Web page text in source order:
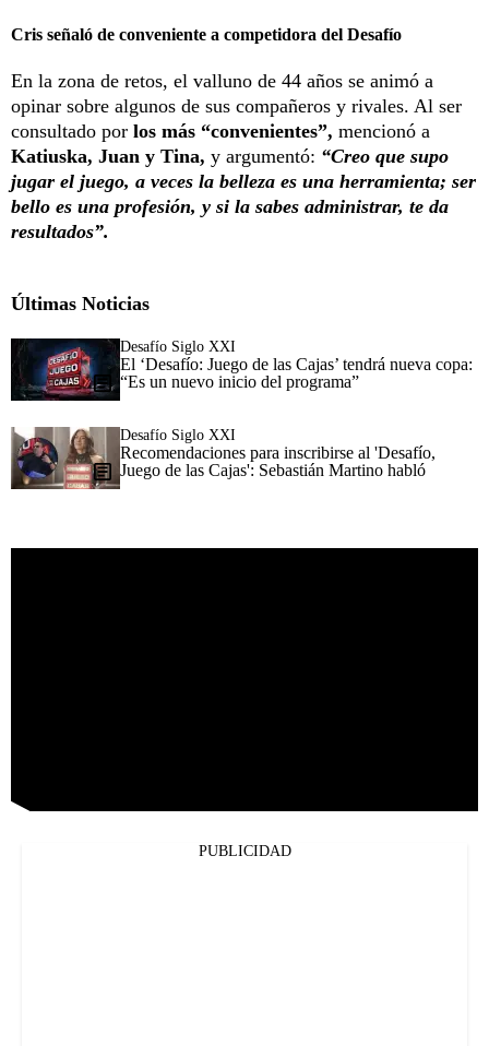
Cris señaló de conveniente a competidora del Desafío
En la zona de retos, el valluno de 44 años se animó a
opinar sobre algunos de sus compañeros y rivales. Al ser
consultado por los más “convenientes”, mencionó a
Katiuska, Juan y Tina, y argumentó: “Creo que supo
jugar el juego, a veces la belleza es una herramienta; ser
bello es una profesión, y si la sabes administrar, te da
resultados”.
Últimas Noticias
Desafío Siglo XXI
El ‘Desafío: Juego de las Cajas’ tendrá nueva copa:
“Es un nuevo inicio del programa”
Desafío Siglo XXI
Recomendaciones para inscribirse al 'Desafío,
Juego de las Cajas': Sebastián Martino habló
PUBLICIDAD